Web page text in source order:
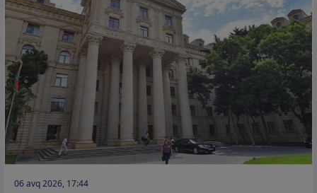
06 avq 2026, 17:44